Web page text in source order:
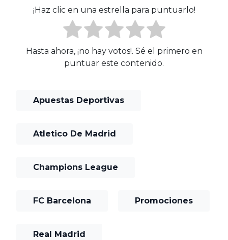
¡Haz clic en una estrella para puntuarlo!
Hasta ahora, ¡no hay votos!. Sé el primero en
puntuar este contenido.
Apuestas Deportivas
Atletico De Madrid
Champions League
FC Barcelona Promociones
Real Madrid